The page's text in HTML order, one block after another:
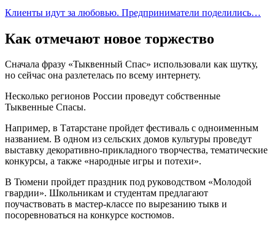
Клиенты идут за любовью. Предприниматели поделились…
Как отмечают новое торжество
Сначала фразу «Тыквенный Спас» использовали как шутку,
но сейчас она разлетелась по всему интернету.
Несколько регионов России проведут собственные
Тыквенные Спасы.
Например, в Татарстане пройдет фестиваль с одноименным
названием. В одном из сельских домов культуры проведут
выставку декоративно-прикладного творчества, тематические
конкурсы, а также «народные игры и потехи».
В Тюмени пройдет праздник под руководством «Молодой
гвардии». Школьникам и студентам предлагают
поучаствовать в мастер-классе по вырезанию тыкв и
посоревноваться на конкурсе костюмов.